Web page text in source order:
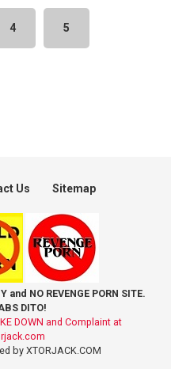
4 5
Us Sitemap
and NO REVENGE PORN SITE.
DITO!
DOWN and Complaint at
by XTORJACK.COM